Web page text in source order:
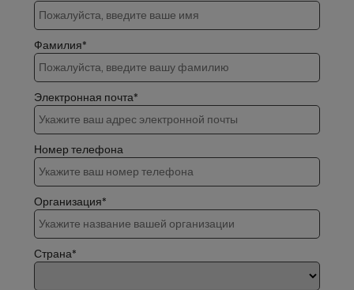
Фамилия*
Электронная почта*
Номер телефона
Организация*
Страна*